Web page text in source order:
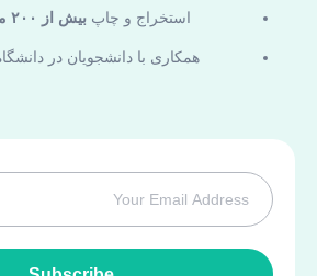
استخراج و چاپ بیش از ۲۰۰ مقاله ISI و ISC
همکاری با دانشجویان در